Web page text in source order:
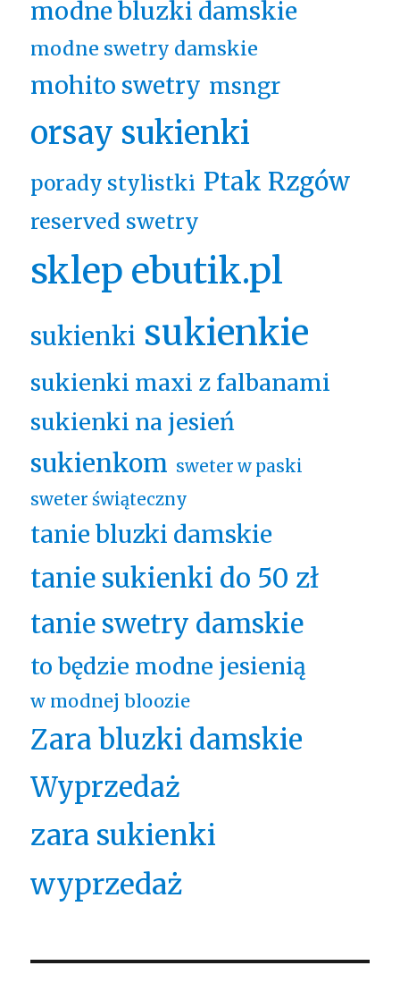
modne bluzki damskie
modne swetry damskie
mohito swetry msngr
orsay sukienki
porady stylistki Ptak Rzgów
reserved swetry
sklep ebutik.pl
sukienki sukienkie
sukienki maxi z falbanami
sukienki na jesień
sukienkom sweter w paski
sweter świąteczny
tanie bluzki damskie
tanie sukienki do 50 zł
tanie swetry damskie
to będzie modne jesienią
w modnej bloozie
Zara bluzki damskie
Wyprzedaż
zara sukienki
wyprzedaż